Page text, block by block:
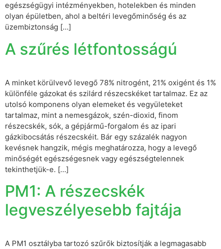
egészségügyi intézményekben, hotelekben és minden
olyan épületben, ahol a beltéri levegőminőség és az
üzembiztonság […]
A szűrés létfontosságú
A minket körülvevő levegő 78% nitrogént, 21% oxigént és 1%
különféle gázokat és szilárd részecskéket tartalmaz. Ez az
utolsó ​​komponens olyan elemeket és vegyületeket
tartalmaz, mint a nemesgázok, szén-dioxid, finom
részecskék, sók, a gépjármű-forgalom és az ipari
gázkibocsátás részecskéit. Bár egy százalék nagyon
kevésnek hangzik, mégis meghatározza, hogy a levegő
minőségét egészségesnek vagy egészségtelennek
tekinthetjük-e. […]
PM1: A részecskék
legveszélyesebb fajtája
A PM1 osztályba tartozó szűrők biztosítják a legmagasabb